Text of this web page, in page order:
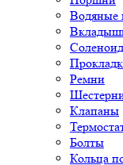
Водяные
Ремни
Клапаны
Болты
Кольца